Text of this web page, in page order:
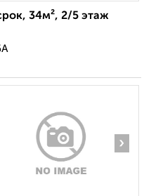
34м², 2/5 этаж
›